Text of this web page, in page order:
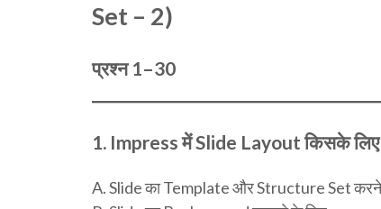
Set – 2)
प्रश्न 1–30
1. Impress में Slide Layout किसके लिए
A. Slide का Template और Structure Set